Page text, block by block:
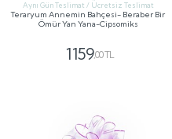
Aynı Gün Teslimat / Ücretsiz Teslimat
Teraryum Annemin Bahçesi- Beraber Bir
Ömür Yan Yana-Cipsomiks
1159,00 TL